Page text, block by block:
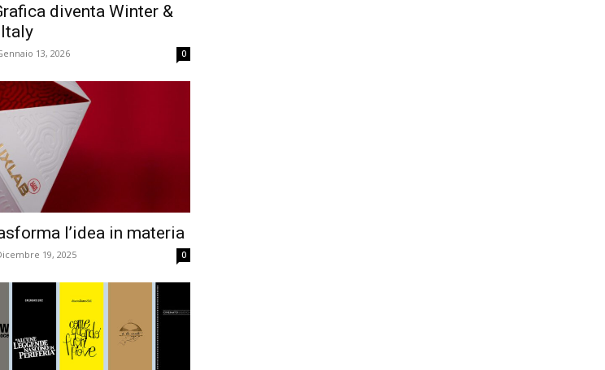
diventa Winter &
13, 2026 0
l’idea in materia
19, 2025 0